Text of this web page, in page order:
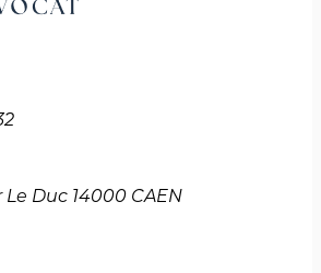
Le Duc 14000 CAEN